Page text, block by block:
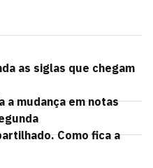
as siglas que chegam
a mudança em notas
Como fica a